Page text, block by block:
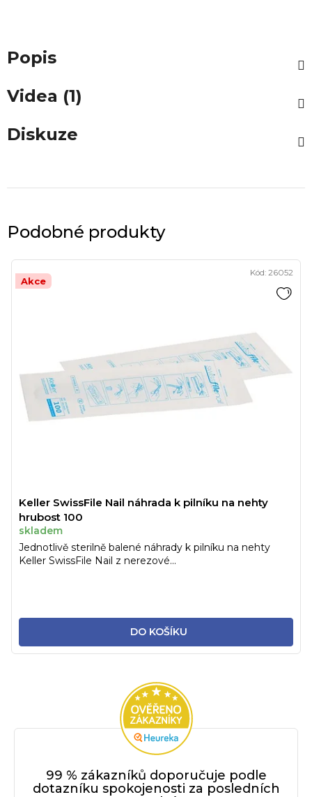
Popis
Videa (1)
Diskuze
Podobné produkty
Akce
Keller SwissFile Nail náhrada k pilníku na nehty
hrubost 100
skladem
DO KOŠÍKU
Jednotlivě sterilně balené náhrady k pilníku na nehty
Keller SwissFile Nail z nerezové...
Kód: 26052
99 % zákazníků doporučuje podle
dotazníku spokojenosti za posledních